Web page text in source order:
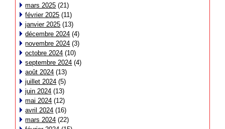
mars 2025 (21)
février 2025 (11)
janvier 2025 (13)
décembre 2024 (4)
novembre 2024 (3)
octobre 2024 (10)
septembre 2024 (4)
août 2024 (13)
juillet 2024 (5)
juin 2024 (13)
mai 2024 (12)
avril 2024 (16)
mars 2024 (22)